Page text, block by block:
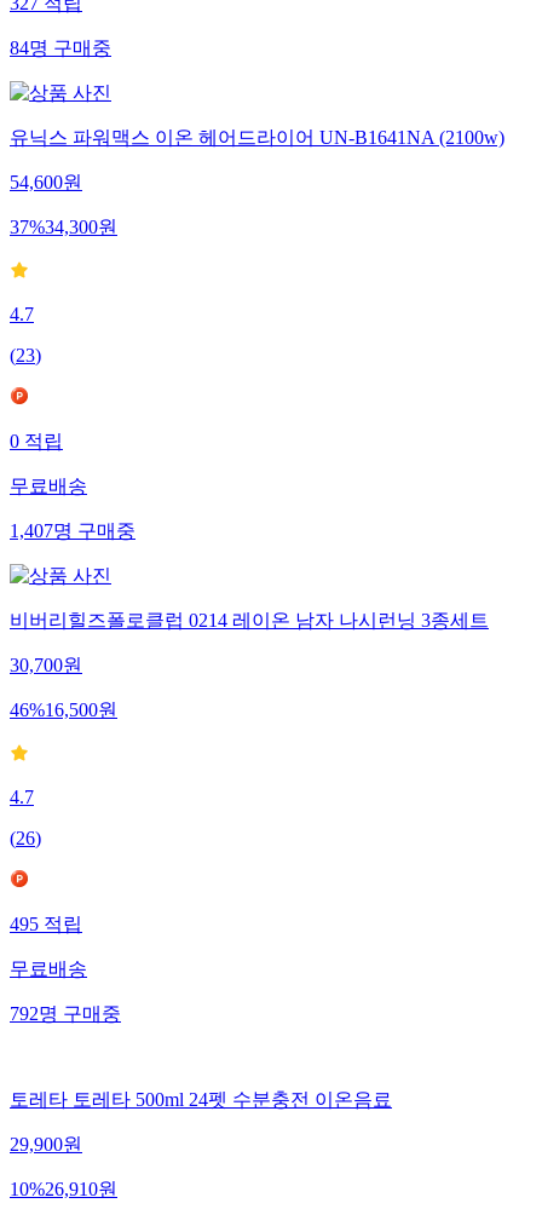
327적립
84명구매중
유닉스 파워맥스 이온 헤어드라이어 UN-B1641NA (2100w)
54,600원
37%34,300원
4.7
(23)
0적립
무료배송
1,407명구매중
비버리힐즈폴로클럽 0214 레이온 남자 나시런닝 3종세트
30,700원
46%16,500원
4.7
(26)
495적립
무료배송
792명구매중
토레타 토레타 500ml 24펫 수분충전 이온음료
29,900원
10%26,910원